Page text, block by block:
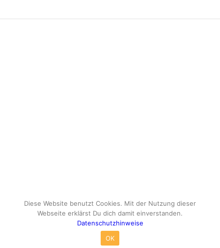
© Copyright - travelox.de - Sebastian Tuke
Datenschutzhinweise
Diese Website benutzt Cookies. Mit der Nutzung dieser
Webseite erklärst Du dich damit einverstanden.
Datenschutzhinweise
OK